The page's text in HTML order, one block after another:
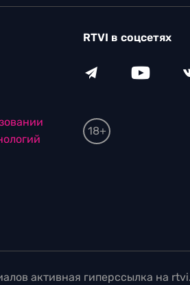
RTVI в соцсетях
18+
активная гиперссылка на